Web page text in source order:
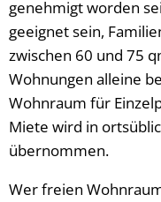
genehmigt worden
geeignet sein,
zwischen 60 und 75
Wohnungen alleine
Wohnraum für
Miete wird in
übernommen.
Wer freien